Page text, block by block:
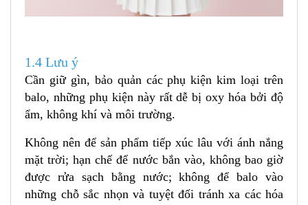
1.4 Lưu ý
Cần giữ gìn, bảo quản các phụ kiện kim loại trên
balo, những phụ kiện này rất dễ bị oxy hóa bởi độ
ẩm, không khí và môi trường.
Không nên để sản phẩm tiếp xúc lâu với ánh nắng
mặt trời; hạn chế để nước bắn vào, không bao giờ
được rửa sạch bằng nước; không để balo vào
những chỗ sắc nhọn và tuyệt đối tránh xa các hóa